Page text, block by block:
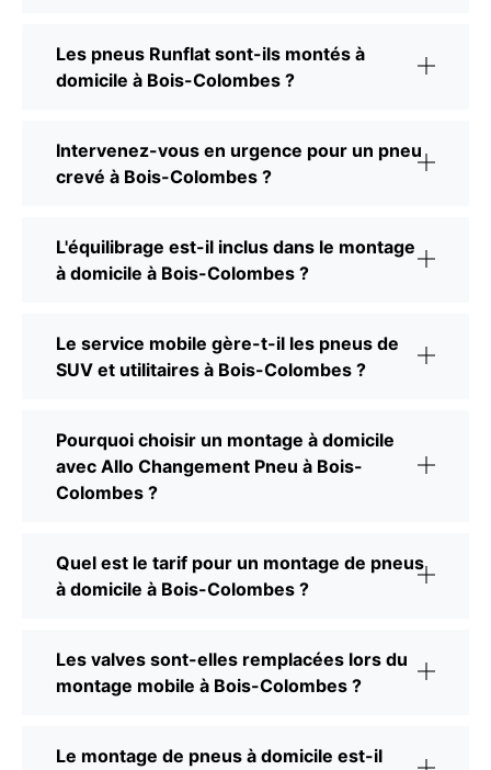
Les pneus Runflat sont-ils montés à
domicile à Bois-Colombes ?
Intervenez-vous en urgence pour un pneu
crevé à Bois-Colombes ?
L'équilibrage est-il inclus dans le montage
à domicile à Bois-Colombes ?
Le service mobile gère-t-il les pneus de
SUV et utilitaires à Bois-Colombes ?
Pourquoi choisir un montage à domicile
avec Allo Changement Pneu à Bois-
Colombes ?
Quel est le tarif pour un montage de pneus
à domicile à Bois-Colombes ?
Les valves sont-elles remplacées lors du
montage mobile à Bois-Colombes ?
Le montage de pneus à domicile est-il